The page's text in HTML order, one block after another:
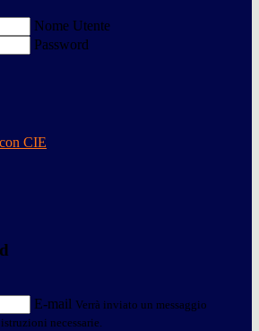
Nome Utente
Password
CIE
E-mail Verrà inviato un messaggio
necessarie.